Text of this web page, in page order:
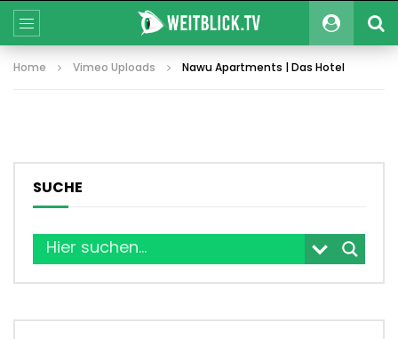
Home Vimeo Uploads Nawu Apartments | Das Hotel
SUCHE